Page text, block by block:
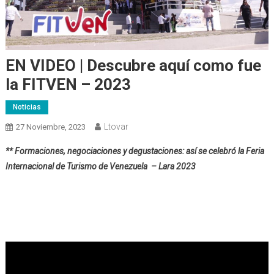
EN VIDEO | Descubre aquí como fue
la FITVEN – 2023
Noticias
27 Noviembre, 2023 Ltovar
** Formaciones, negociaciones y degustaciones: así se celebró la Feria
Internacional de Turismo de Venezuela – Lara 2023